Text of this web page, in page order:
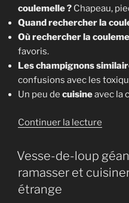
coulemelle ? Chapeau,
Quand rechercher la
Où rechercher la
favoris.
Les champignons
confusions avec les
Un peu de cuisineavec la
Continuer la lecture
:
Vesse-de-loup
ramasser et
étrange